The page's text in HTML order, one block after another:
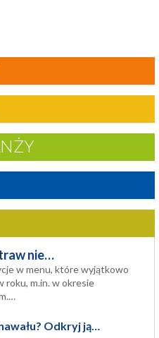
nie…
w menu, które wyjątkowo
roku, m.in. w okresie
Odkryj ją…